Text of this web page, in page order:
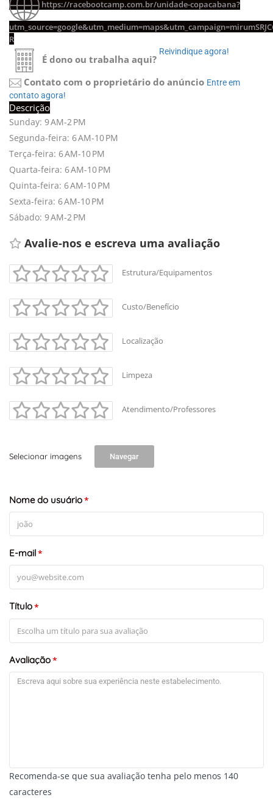
https://racebootcamp.com.br/unidade-copacabana?
R
É dono ou trabalha aqui?
Reivindique agora!
Contato com o proprietário do anúncio Entre em
contato agora!
Descrição
Sunday: 9 AM-2 PM
Segunda-feira: 6 AM-10 PM
Terça-feira: 6 AM-10 PM
Quarta-feira: 6 AM-10 PM
Quinta-feira: 6 AM-10 PM
Sexta-feira: 6 AM-10 PM
Sábado: 9 AM-2 PM
Avalie-nos e escreva uma avaliação
Estrutura/Equipamentos
Custo/Benefício
Localização
Limpeza
Atendimento/Professores
Selecionar imagens Navegar
Nome do usuário*
E-mail*
Título*
Avaliação*
Recomenda-se que sua avaliação tenha pelo menos 140
caracteres